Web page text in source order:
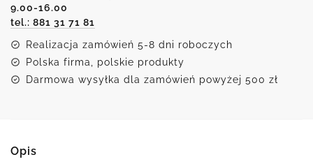
9.00-16.00
tel.: 881 31 71 81
Realizacja zamówień 5-8 dni roboczych
Polska firma, polskie produkty
Darmowa wysyłka dla zamówień powyżej 500 zł
Opis